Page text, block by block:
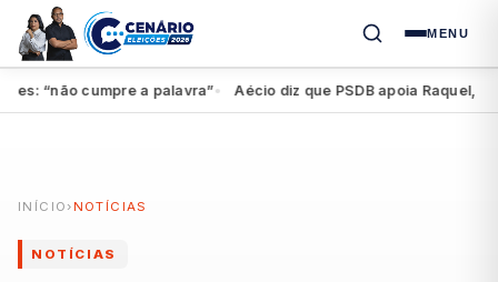
MENU
“não cumpre a palavra”● Aécio diz que PSDB apoia Raquel, mas
INÍCIO › NOTÍCIAS
NOTÍCIAS